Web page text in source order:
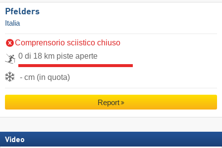
Pfelders
Italia
Comprensorio sciistico chiuso
0 di 18 km piste aperte
- cm (in quota)
Report
Video